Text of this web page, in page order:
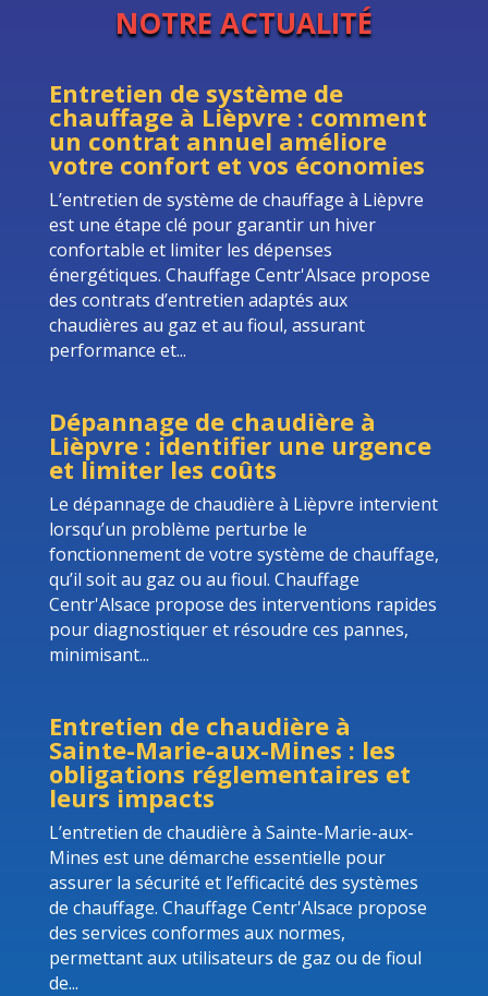
NOTRE ACTUALITÉ
Entretien de système de
chauffage à Lièpvre : comment
un contrat annuel améliore
votre confort et vos économies
L’entretien de système de chauffage à Lièpvre
est une étape clé pour garantir un hiver
confortable et limiter les dépenses
énergétiques. Chauffage Centr'Alsace propose
des contrats d’entretien adaptés aux
chaudières au gaz et au fioul, assurant
performance et...
Dépannage de chaudière à
Lièpvre : identifier une urgence
et limiter les coûts
Le dépannage de chaudière à Lièpvre intervient
lorsqu’un problème perturbe le
fonctionnement de votre système de chauffage,
qu’il soit au gaz ou au fioul. Chauffage
Centr'Alsace propose des interventions rapides
pour diagnostiquer et résoudre ces pannes,
minimisant...
Entretien de chaudière à
Sainte-Marie-aux-Mines : les
obligations réglementaires et
leurs impacts
L’entretien de chaudière à Sainte-Marie-aux-
Mines est une démarche essentielle pour
assurer la sécurité et l’efficacité des systèmes
de chauffage. Chauffage Centr'Alsace propose
des services conformes aux normes,
permettant aux utilisateurs de gaz ou de fioul
de...